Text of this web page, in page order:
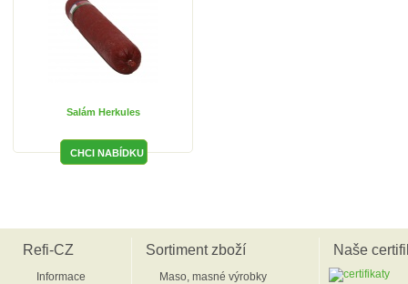
Salám Herkules
Refi-CZ
Informace
Sortiment zboží
Maso, masné výrobky
Naše